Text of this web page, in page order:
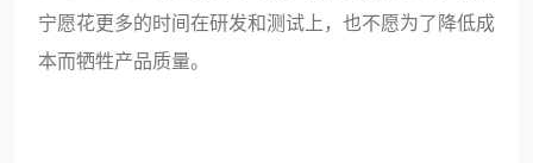
宁愿花更多的时间在研发和测试上，也不愿为了降低成
本而牺牲产品质量。